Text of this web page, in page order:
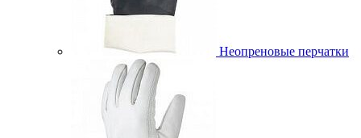
Неопреновые перчатки